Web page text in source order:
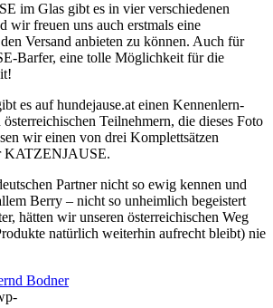
im Glas gibt es in vier verschiedenen
wir freuen uns auch erstmals eine
Versand anbieten zu können. Auch für
Barfer, eine tolle Möglichkeit für die
es auf hundejause.at einen Kennenlern-
Teilnehmern, die dieses Foto
wir einen von drei Komplettsätzen
KATZENJAUSE.
Partner nicht so ewig kennen und
Berry – nicht so unheimlich begeistert
hätten wir unseren österreichischen Weg
natürlich weiterhin aufrecht bleibt) nie
Bodner